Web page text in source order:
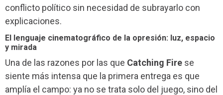
conflicto político sin necesidad de subrayarlo con
explicaciones.
El lenguaje cinematográfico de la opresión: luz, espacio
y mirada
Una de las razones por las que Catching Fire se
siente más intensa que la primera entrega es que
amplía el campo: ya no se trata solo del juego, sino del